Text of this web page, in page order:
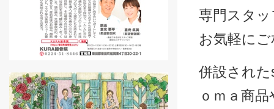
専門スタ
お気軽に
併設され
ｏｍａ商